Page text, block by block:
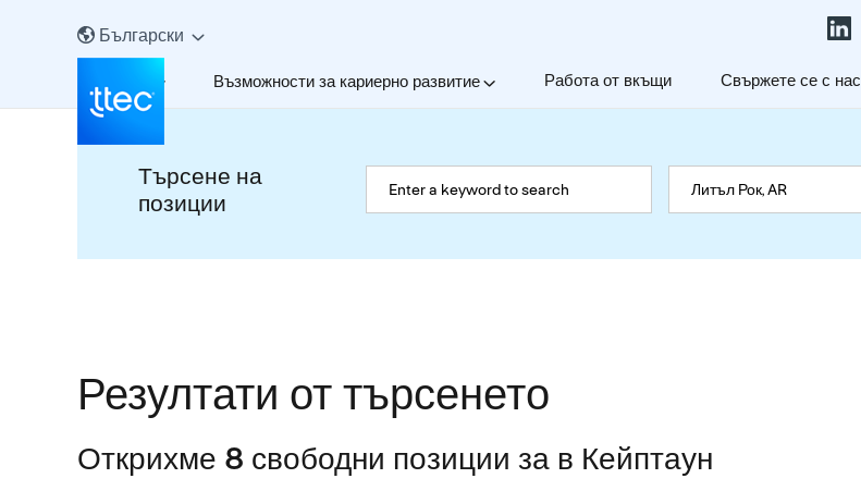
Български
За нас Възможности за кариерно развитие Работа от вкъщи Свържете се с нас
Търсене на
позиции
Резултати от търсенето
Открихме 8 свободни позиции за в Кейптаун